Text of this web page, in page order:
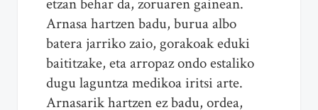
etzan behar da, zoruaren gainean.
Arnasa hartzen badu, burua albo
batera jarriko zaio, gorakoak eduki
baititzake, eta arropaz ondo estaliko
dugu laguntza medikoa iritsi arte.
Arnasarik hartzen ez badu, ordea,